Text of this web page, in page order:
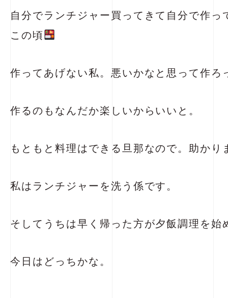
自分でランチジャー買ってきて自分で作っ
この頃
作ってあげない私。悪いかなと思って作ろ
作るのもなんだか楽しいからいいと。
もともと料理はできる旦那なので。助か
私はランチジャーを洗う係です。
そしてうちは早く帰った方が夕飯調理を始
今日はどっちかな。